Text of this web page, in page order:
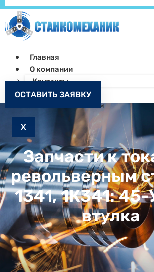
Главная
О компании
Контакты
Как заказать
Запчасти к станкам
X
ОСТАВИТЬ ЗАЯВКУ
Запчасти к
револьверным
1341, 1К341:
втулка